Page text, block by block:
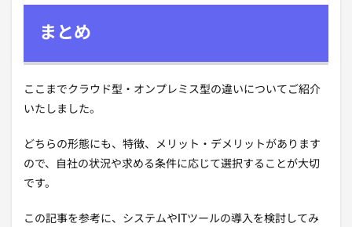
まとめ
ここまでクラウド型・オンプレミス型の違いについてご紹介
いたしました。
どちらの形態にも、特徴、メリット・デメリットがあります
ので、自社の状況や求める条件に応じて選択することが大切
です。
この記事を参考に、システムやITツールの導入を検討してみ